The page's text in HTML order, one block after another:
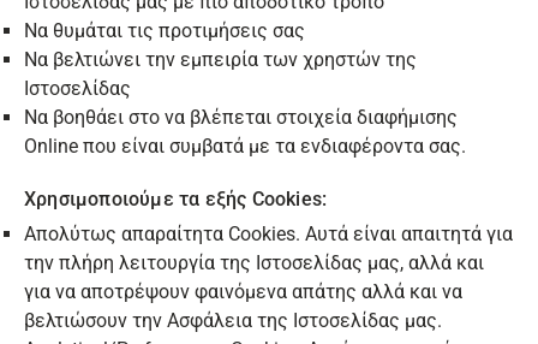
Να θυμάται τις προτιμήσεις σας
Να βελτιώνει την εμπειρία των χρηστών της
Ιστοσελίδας
Να βοηθάει στο να βλέπεται στοιχεία διαφήμισης
Online που είναι συμβατά με τα ενδιαφέροντα σας.
Χρησιμοποιούμε τα εξής Cookies:
Απολύτως απαραίτητα Cookies. Αυτά είναι απαιτητά για
την πλήρη λειτουργία της Ιστοσελίδας μας, αλλά και
για να αποτρέψουν φαινόμενα απάτης αλλά και να
βελτιώσουν την Ασφάλεια της Ιστοσελίδας μας.